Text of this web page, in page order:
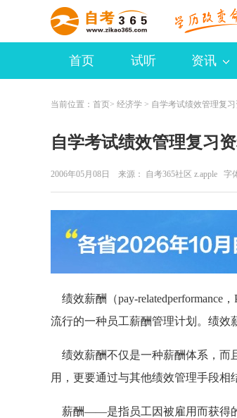
首页 试听 资讯
当前位置： 首页> 经济学 > 自学考试绩效管理复
自学考试绩效管理复习
2006年05月08日 来源： 自考365社区 z.apple 字
绩效薪酬（pay-relatedperformance
流行的一种员工薪酬管理计划。绩效
绩效薪酬不仅是一种薪酬体系，而
用，更要通过与其他绩效管理手段相
薪酬——是指员工因被雇用而获得的